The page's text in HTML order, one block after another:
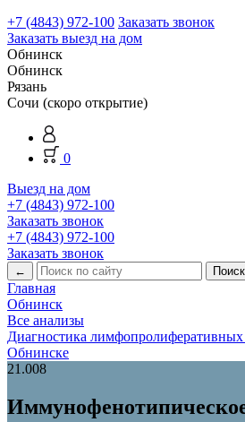
+7 (4843) 972-100 Заказать звонок
Заказать выезд на дом
Обнинск
Обнинск
Рязань
Сочи (скоро открытие)
0
Выезд на дом
+7 (4843) 972-100
Заказать звонок
+7 (4843) 972-100
Заказать звонок
←
Главная
Обнинск
Все анализы
Диагностика лимфопролиферативных
Обнинске
21.008